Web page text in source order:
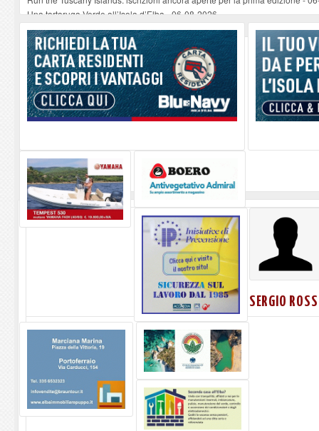
Una tartaruga Verde all’Isola d’Elba-06-08-2026
Furgone in fiamme a Capoliveri, illeso il conducente-06-08-2026
Campo: chiusura della biblioteca comunale in occasione del Santo Patrono
A Carpani si apre la Festa di Liberazione: il programma della prima serata-
SERGIO